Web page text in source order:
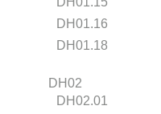
DH01.16
DH01.18
DH02
DH02.01